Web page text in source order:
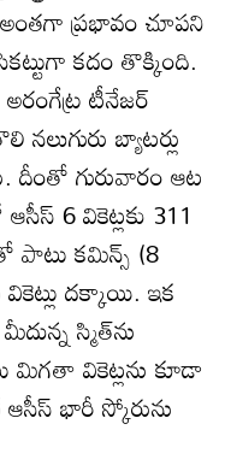
ప్రభావం చూపని
కదం తొక్కింది.
టీనేజర్‌
బ్యాటర్లు
దీంతో గురువారం ఆట
6 వికెట్లకు 311
పాటు కమిన్స్‌ (8
దక్కాయి. ఇక
స్మిత్‌ను
వికెట్లను కూడా
భారీ స్కోరును